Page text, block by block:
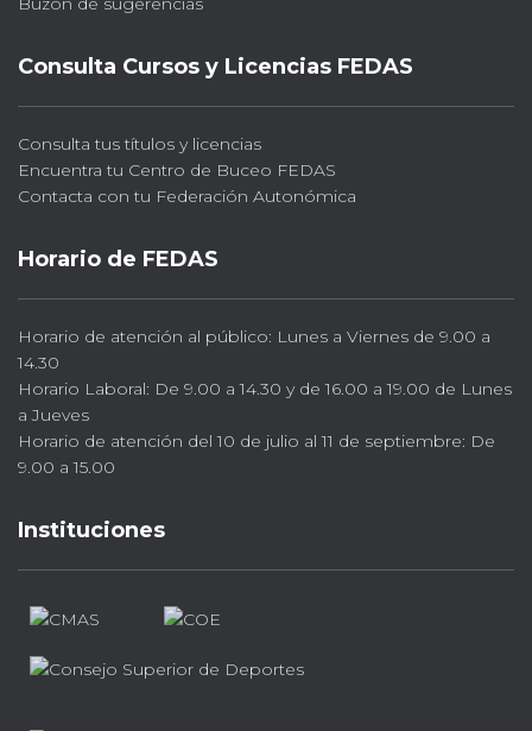
Consulta Cursos y Licencias FEDAS
Consulta tus títulos y licencias
Encuentra tu Centro de Buceo FEDAS
Contacta con tu Federación Autonómica
Horario de FEDAS
Horario de atención al público: Lunes a Viernes de 9.00 a
14.30
Horario Laboral: De 9.00 a 14.30 y de 16.00 a 19.00 de Lunes
a Jueves
Horario de atención del 10 de julio al 11 de septiembre: De
9.00 a 15.00
Instituciones